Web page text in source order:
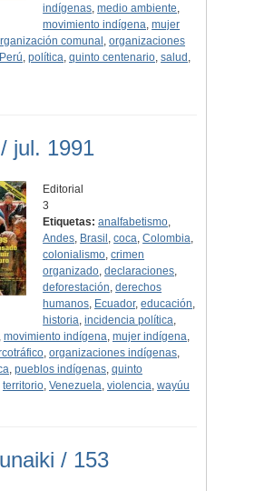
indígenas,medio ambiente,
movimiento indígena,mujer
comunal , organizaciones
Perú, política, quinto centenario, salud ,
jul. 1991
Editorial
3
Etiquetas: analfabetismo,
Andes, Brasil ,coca,Colombia,
colonialismo,crimen
organizado,declaraciones,
deforestación,derechos
humanos, Ecuador,educación,
historia,incidencia política,
, movimiento indígena, mujer indígena,
, organizaciones indígenas,
, pueblos indígenas, quinto
territorio, Venezuela, violencia, wayúu
/ 153